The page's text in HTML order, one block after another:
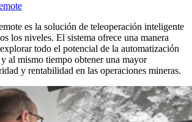
es la solución de teleoperación inteligente
los niveles. El sistema ofrece una manera
todo el potencial de la automatización
al mismo tiempo obtener una mayor
y rentabilidad en las operaciones mineras.